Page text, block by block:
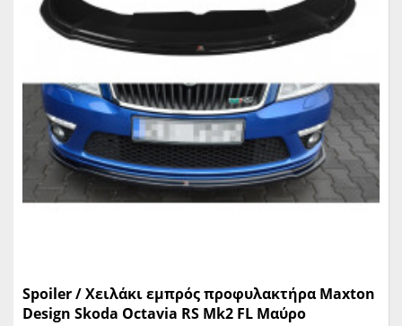
Spoiler / Χειλάκι εμπρός προφυλακτήρα Maxton
Design Skoda Octavia RS Mk2 FL Μαύρο